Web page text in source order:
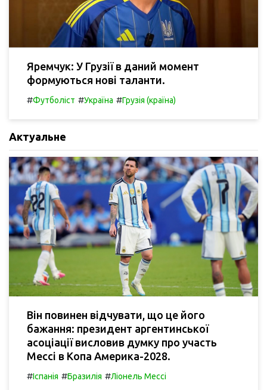
Яремчук: У Грузії в даний момент
формуються нові таланти.
#Футболіст #Україна #Грузія (країна)
Актуальне
Він повинен відчувати, що це його
бажання: президент аргентинської
асоціації висловив думку про участь
Мессі в Копа Америка-2028.
#Іспанія #Бразилія #Ліонель Мессі